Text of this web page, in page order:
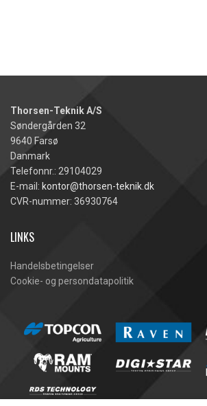
Thorsen-Teknik A/S
Søndergården 32
9640 Farsø
Danmark
Telefonnr.: 29104029
E-mail: kontor@thorsen-teknik.dk
CVR-nummer: 36930764
LINKS
Handelsbetingelser
Cookie- og persondatapolitik